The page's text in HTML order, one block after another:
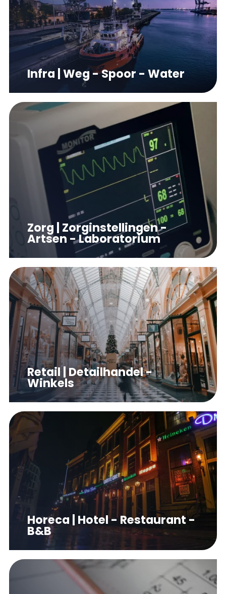
Infra | Weg - Spoor - Water
Zorg | Zorginstellingen -
Artsen - Laboratorium
Retail | Detailhandel -
Winkels
Horeca | Hotel - Restaurant -
B&B